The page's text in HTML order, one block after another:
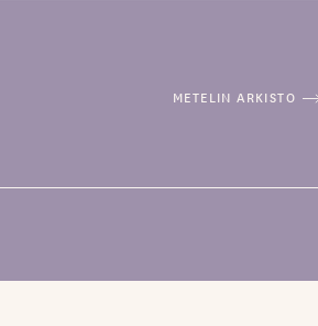
METELIN ARKISTO